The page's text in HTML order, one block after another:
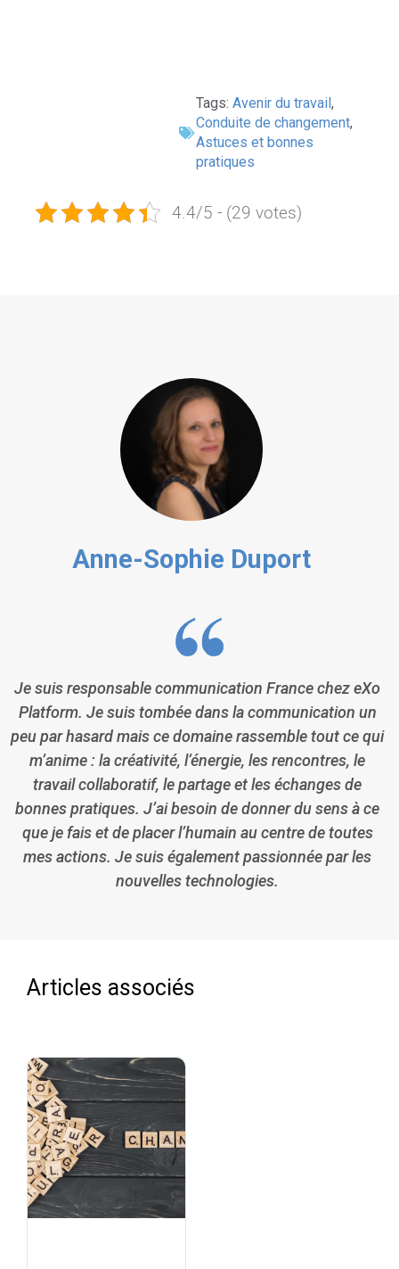
Tags: Avenir du travail,
Conduite de changement,
Astuces et bonnes
pratiques
4.4/5 - (29 votes)
Anne-Sophie Duport
Je suis responsable communication France chez eXo
Platform. Je suis tombée dans la communication un
peu par hasard mais ce domaine rassemble tout ce qui
m’anime : la créativité, l’énergie, les rencontres, le
travail collaboratif, le partage et les échanges de
bonnes pratiques. J’ai besoin de donner du sens à ce
que je fais et de placer l’humain au centre de toutes
mes actions. Je suis également passionnée par les
nouvelles technologies.
Articles associés